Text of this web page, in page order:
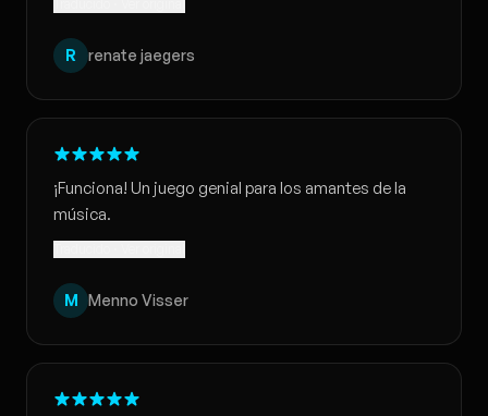
R renate jaegers
¡Funciona! Un juego genial para los amantes de la
música.
M Menno Visser